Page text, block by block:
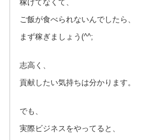
稼げてなくて、
ご飯が食べられないんでしたら、
まず稼ぎましょう(^^;
志高く、
貢献したい気持ちは分かります。
でも、
実際ビジネスをやってると、